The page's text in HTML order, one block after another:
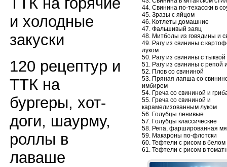
и холодные
закуски
120 рецептур и
ТТК на
бургеры, хот-
доги, шаурму,
роллы в
лаваше
44. Свинина по-техасски в
45. Зразы с яйцом
46. Котлеты домашние
47. Фальшивый заяц
48. Митболы из говядины и
49. Рагу из свинины с
луком
50. Рагу из свинины с
51. Рагу из свинины с репой
52. Плов со свининой
53. Пряная лапша со
имбирем
54. Греча со свининой и
55. Греча со свининой и
карамелизованным луком
56. Голубцы ленивые
57. Голубцы классические
58. Репа, фаршированная
59. Макароны по-флотски
60. Тефтели с рисом в белом
61. Тефтели с рисом в